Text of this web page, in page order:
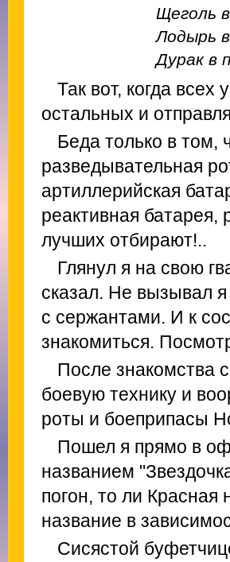
Щеголь
Лодырь
Дурак в
Так вот, когда
остальных и
Беда только в том,
разведывательная
артиллерийская
реактивная батарея,
лучших отбирают!..
Глянул я на свою
сказал. Не вызывал
с сержантами. И к
знакомиться.
После знакомства
боевую технику и
роты и боеприпасы
Пошел я прямо в
названием
погон, то ли Красная
название в
Сисястой